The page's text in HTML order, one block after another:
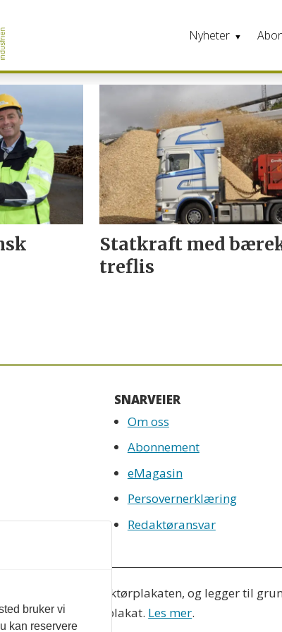
Nyheter
Statkraft med
treflis
SNARVEIER
Om oss
Abonnement
eMagasin
Persovernerklæring
Redaktøransvar
etter Redaktørplakaten, og legger til
Vær Varsom-plakat. Les mer.
bruker vi
kan reservere